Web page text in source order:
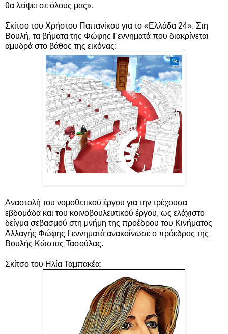
θα λείψει σε όλους μας».
Σκίτσο του Χρήστου Παπανίκου για το «Ελλάδα 24». Στη
Βουλή, τα βήματα της Φώφης Γεννηματά που διακρίνεται
αμυδρά στο βάθος της εικόνας:
Αναστολή του νομοθετικού έργου για την τρέχουσα
εβδομάδα και του κοινοβουλευτικού έργου, ως ελάχιστο
δείγμα σεβασμού στη μνήμη της προέδρου του Κινήματος
Αλλαγής Φώφης Γεννηματά ανακοίνωσε ο πρόεδρος της
Βουλής Κώστας Τασούλας.
Σκίτσο του Ηλία Ταμπακέα: